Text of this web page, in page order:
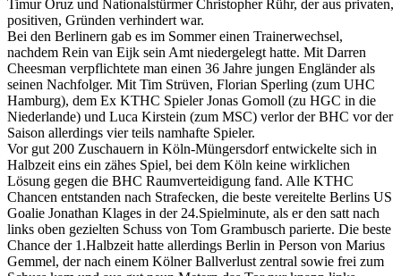
Timur Oruz und Nationalstürmer Christopher Rühr, der aus privaten,
positiven, Gründen verhindert war.
Bei den Berlinern gab es im Sommer einen Trainerwechsel,
nachdem Rein van Eijk sein Amt niedergelegt hatte. Mit Darren
Cheesman verpflichtete man einen 36 Jahre jungen Engländer als
seinen Nachfolger. Mit Tim Strüven, Florian Sperling (zum UHC
Hamburg), dem Ex KTHC Spieler Jonas Gomoll (zu HGC in die
Niederlande) und Luca Kirstein (zum MSC) verlor der BHC vor der
Saison allerdings vier teils namhafte Spieler.
Vor gut 200 Zuschauern in Köln-Müngersdorf entwickelte sich in
Halbzeit eins ein zähes Spiel, bei dem Köln keine wirklichen
Lösung gegen die BHC Raumverteidigung fand. Alle KTHC
Chancen entstanden nach Strafecken, die beste vereitelte Berlins US
Goalie Jonathan Klages in der 24.Spielminute, als er den satt nach
links oben gezielten Schuss von Tom Grambusch parierte. Die beste
Chance der 1.Halbzeit hatte allerdings Berlin in Person von Marius
Gemmel, der nach einem Kölner Ballverlust zentral sowie frei zum